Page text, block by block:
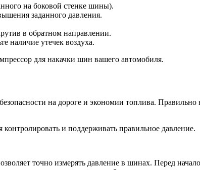
на боковой стенке шины).
заданного давления.
в обратном направлении.
наличие утечек воздуха.
для накачки шин вашего автомобиля.
на дороге и экономии топлива.
и поддерживать правильное давление.
точно измерять давление в шинах. Перед